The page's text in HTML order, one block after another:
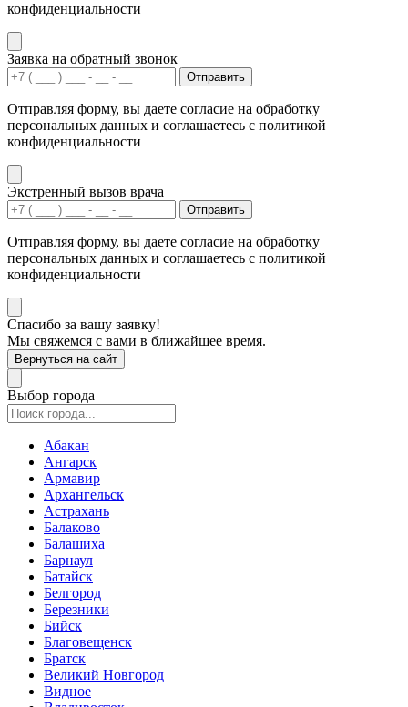
конфиденциальности
Заявка на обратный звонок
Отправить
Отправляя форму, вы даете согласие на обработку
персональных данных и соглашаетесь с политикой
конфиденциальности
Экстренный вызов врача
Отправить
Отправляя форму, вы даете согласие на обработку
персональных данных и соглашаетесь с политикой
конфиденциальности
Спасибо за вашу заявку!
Мы свяжемся с вами в ближайшее время.
Вернуться на сайт
Выбор города
Абакан
Ангарск
Армавир
Архангельск
Астрахань
Балаково
Балашиха
Барнаул
Батайск
Белгород
Березники
Бийск
Благовещенск
Братск
Великий Новгород
Видное